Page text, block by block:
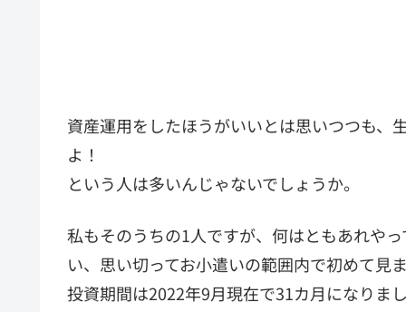
資産運用をしたほうがいいとは思いつつも、
よ！
という人は多いんじゃないでしょうか。
私もそのうちの1人ですが、何はともあれや
い、思い切ってお小遣いの範囲内で初めて見
投資期間は2022年9月現在で31カ月になりま